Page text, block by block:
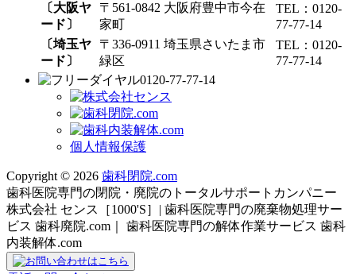
〔大阪ヤ
ード〕
〒561-0842 大阪府豊中市今在
家町
TEL：0120-
77-77-14
〔埼玉ヤ
ード〕
〒336-0911 埼玉県さいたま市
緑区
TEL：0120-
77-77-14
0120-77-77-14
個人情報保護
Copyright © 2026 歯科閉院.com
歯科医院専門の閉院・廃院のトータルサポートカンパニー
株式会社 センス［1000'S］| 歯科医院専門の廃棄物処理サー
ビス 歯科廃院.com｜ 歯科医院専門の解体作業サービス 歯科
内装解体.com